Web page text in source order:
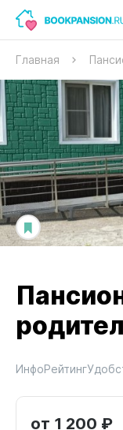
Главная
ИнфоРейтинг
от 1 200 ₽